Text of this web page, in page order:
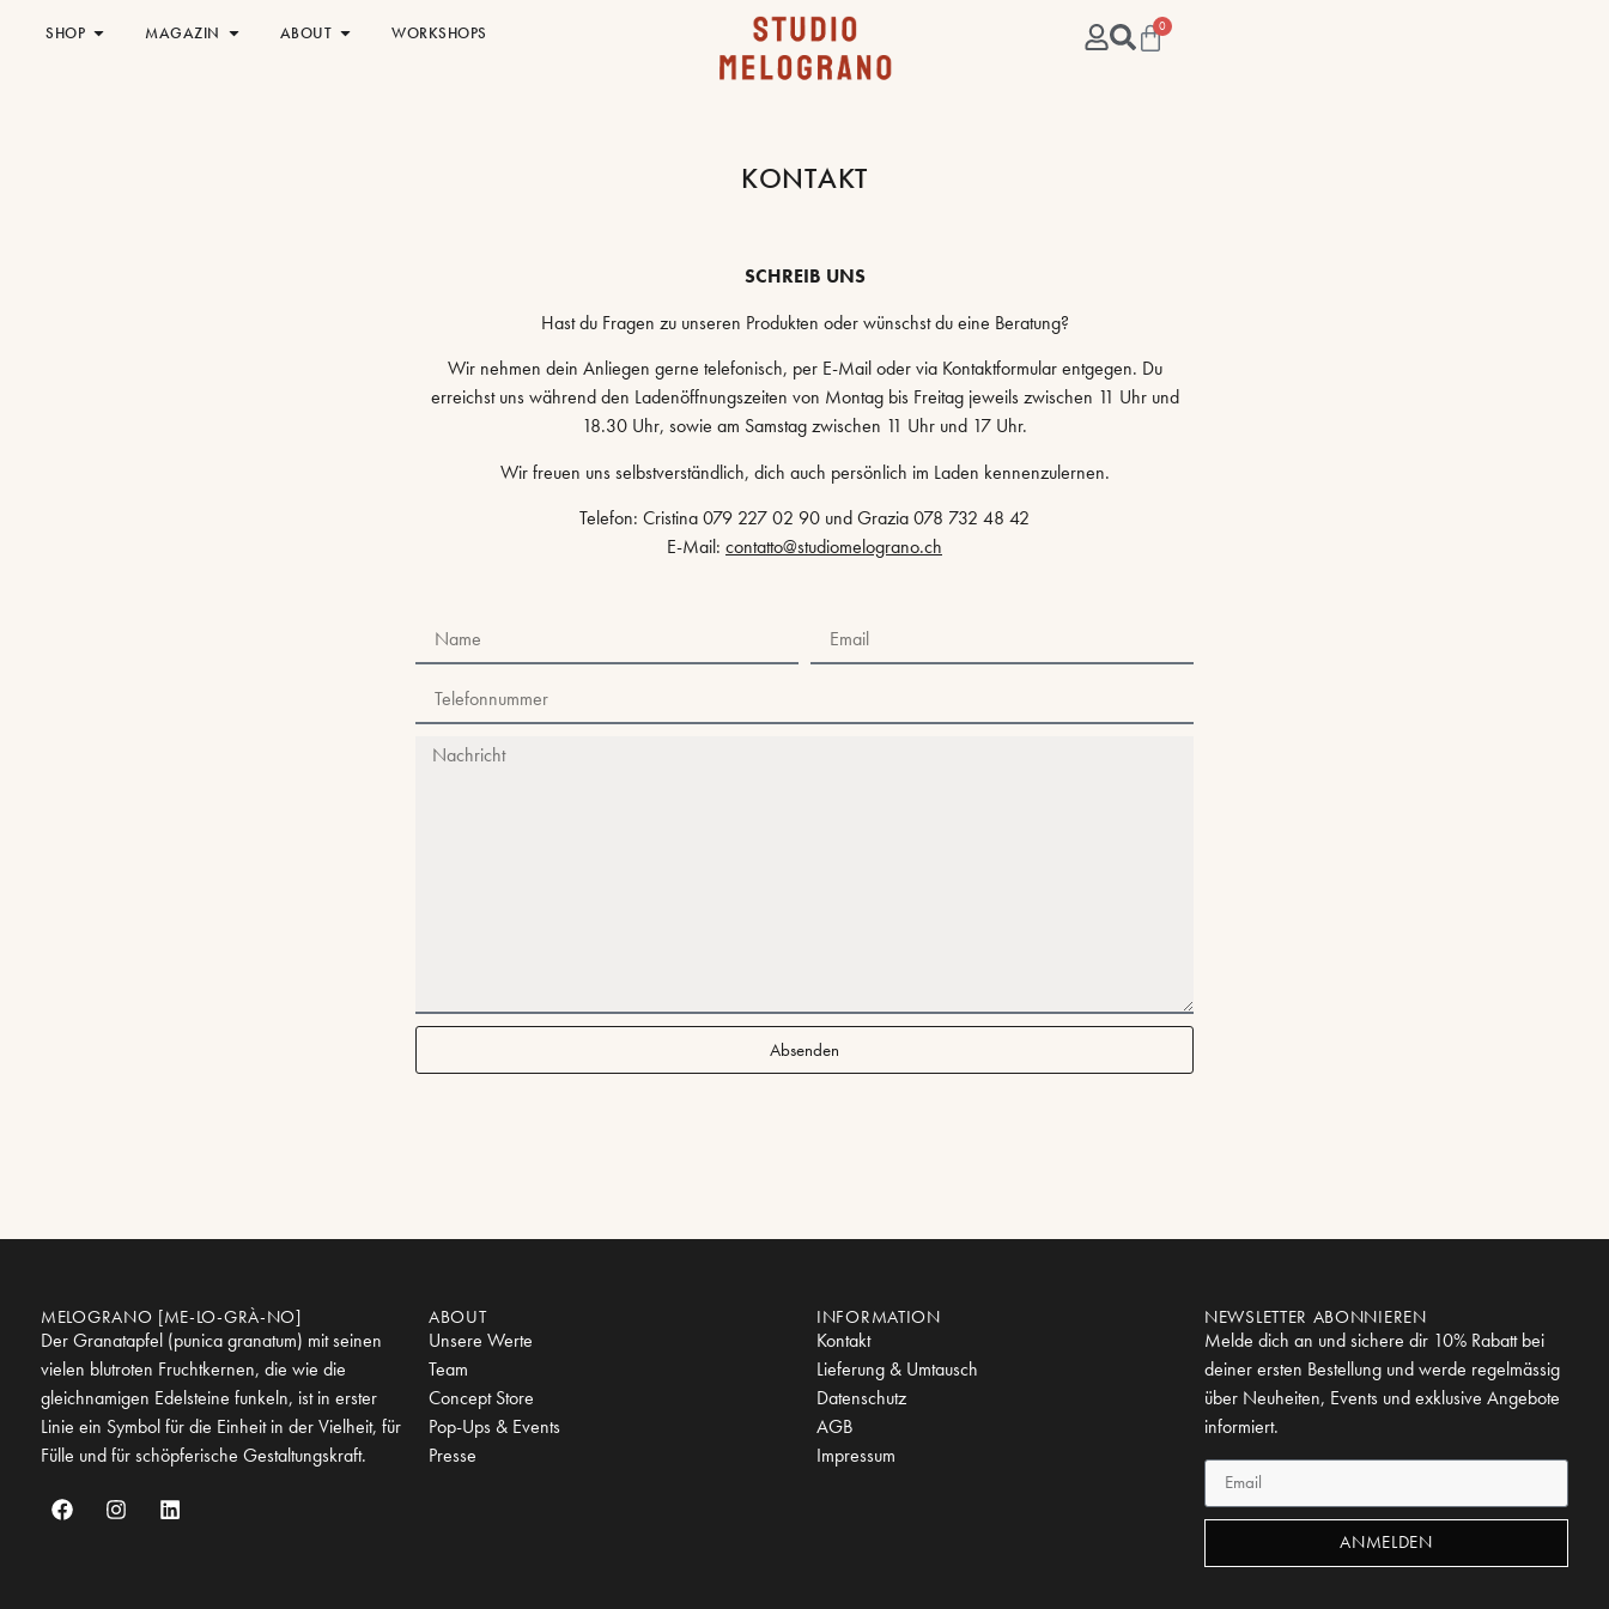
SHOP MAGAZIN ABOUT WORKSHOPS 0
KONTAKT
SCHREIB UNS
Hast du Fragen zu unseren Produkten oder wünschst du eine Beratung?
Wir nehmen dein Anliegen gerne telefonisch, per E-Mail oder via Kontaktformular entgegen. Du
erreichst uns während den Ladenöffnungszeiten von Montag bis Freitag jeweils zwischen 11 Uhr und
18.30 Uhr, sowie am Samstag zwischen 11 Uhr und 17 Uhr.
Wir freuen uns selbstverständlich, dich auch persönlich im Laden kennenzulernen.
Telefon: Cristina 079 227 02 90 und Grazia 078 732 48 42
E-Mail: contatto@studiomelograno.ch
Absenden
MELOGRANO [ME-LO-GRÀ-NO]
Der Granatapfel (punica granatum) mit seinen
vielen blutroten Fruchtkernen, die wie die
gleichnamigen Edelsteine funkeln, ist in erster
Linie ein Symbol für die Einheit in der Vielheit, für
Fülle und für schöpferische Gestaltungskraft.
ABOUT
Unsere Werte
Team
Concept Store
Pop-Ups & Events
Presse
INFORMATION
Kontakt
Lieferung & Umtausch
Datenschutz
AGB
Impressum
NEWSLETTER ABONNIEREN
Melde dich an und sichere dir 10% Rabatt bei
deiner ersten Bestellung und werde regelmässig
über Neuheiten, Events und exklusive Angebote
informiert.
ANMELDEN